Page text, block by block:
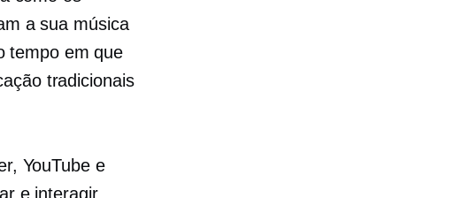
a sua música
tempo em que
tradicionais
YouTube e
e interagir